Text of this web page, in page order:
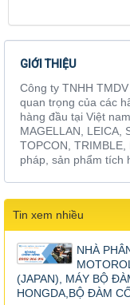
GIỚI THIỆU
Công ty TNHH
quan trọng của các
hàng đầu tại Việt
MAGELLAN, LEICA,
TOPCON,
pháp, sản phẩm tích
Tin xem nhiều
NHÀ
(JAPAN), MÁY BỘ
HONGDA,BỘ ĐÀM